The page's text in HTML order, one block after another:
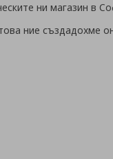
ни магазин в
ние създадохме